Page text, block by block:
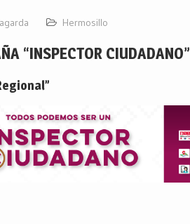
Hermosillo
“INSPECTOR CIUDADANO”